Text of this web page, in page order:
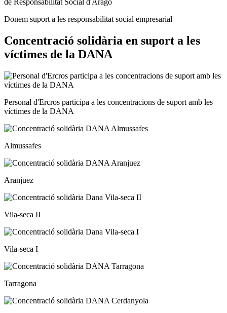
Donem suport a les responsabilitat social empresarial
Concentració solidària en suport a les
víctimes de la DANA
Personal d'Ercros participa a les concentracions de suport amb les
víctimes de la DANA
Almussafes
Aranjuez
Vila-seca II
Vila-seca I
Tarragona